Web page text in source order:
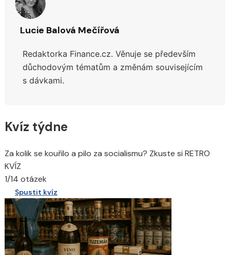
Lucie Balová Mečířová
Redaktorka Finance.cz. Věnuje se především
důchodovým tématům a změnám souvisejícím
s dávkami.
Kvíz týdne
Za kolik se kouřilo a pilo za socialismu? Zkuste si RETRO
KVÍZ
1/14 otázek
Spustit kvíz